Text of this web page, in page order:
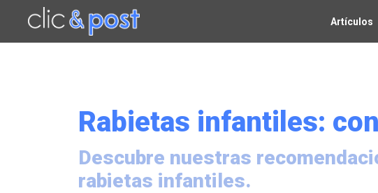
Artículos
Rabietas infantiles:
Descubre nuestras
rabietas infantiles.